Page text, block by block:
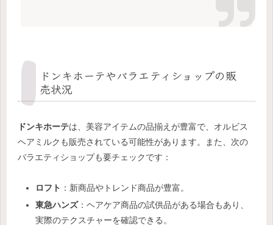
ドンキホーテやバラエティショップの販
売状況
ドンキホーテは、美容アイテムの品揃えが豊富で、オルビス
ヘアミルクも販売されている可能性があります。また、次の
バラエティショップも要チェックです：
ロフト ：新商品やトレンド商品が豊富。
東急ハンズ：ヘアケア商品の試供品がある場合もあり、
実際のテクスチャーを確認できる。